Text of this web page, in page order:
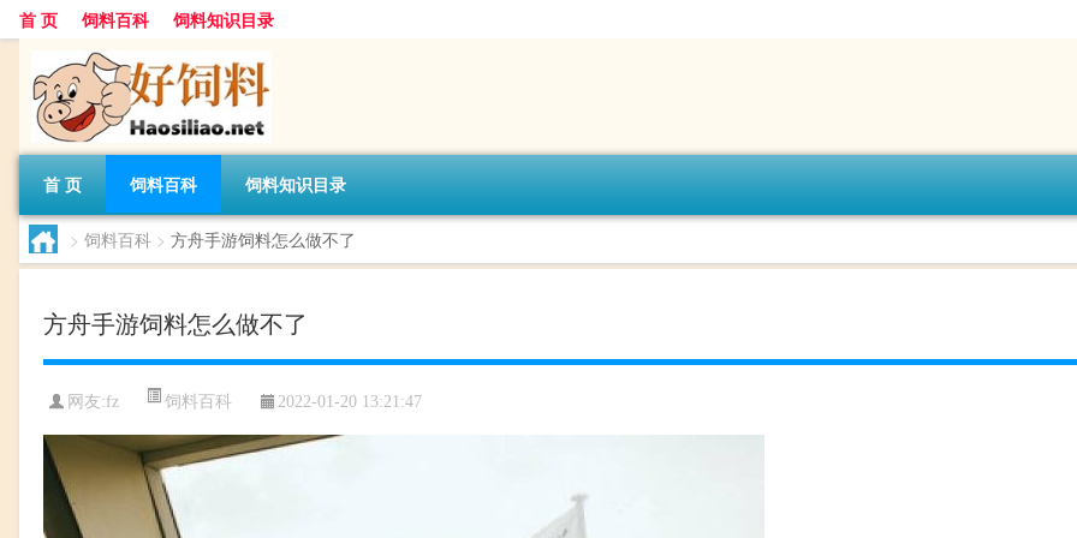
首 页 饲料百科 饲料知识目录
首 页 饲料百科 饲料知识目录
> 饲料百科 > 方舟手游饲料怎么做不了
方舟手游饲料怎么做不了
网友:fz 饲料百科 2022-01-20 13:21:47